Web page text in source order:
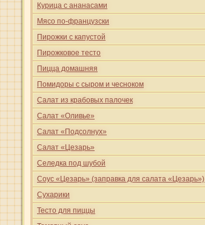
Курица с ананасами
Мясо по-французски
Пирожки с капустой
Пирожковое тесто
Пицца домашняя
Помидоры с сыром и чесноком
Салат из крабовых палочек
Салат «Оливье»
Салат «Подсолнух»
Салат «Цезарь»
Селедка под шубой
Соус «Цезарь» (заправка для салата «Цезарь»)
Сухарики
Тесто для пиццы